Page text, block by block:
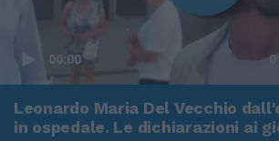
00:00
Leonardo Maria Del Vecchio
in ospedale. Le dichiarazioni ai